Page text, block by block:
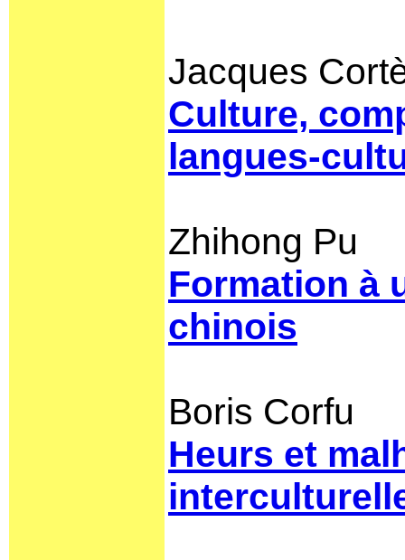
Jacques
Culture,
langues-
Zhihong Pu
Formation à
chinois
Boris Corfu
Heurs et